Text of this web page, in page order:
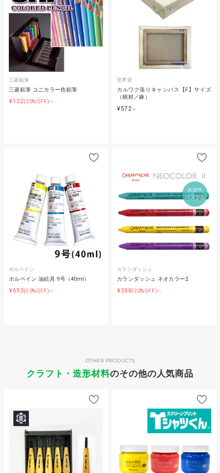
三菱鉛筆
三菱鉛筆 ユニカラー色鉛筆
¥132(20%OFF)～
世界堂
カルワク張りキャンバス【F】サイズ
（桐材／麻）
¥572 ～
ホルベイン
ホルベイン 油絵具 9号（40ml）
¥693(30%OFF)～
カランダッシュ
カランダッシュ ネオカラー2
¥388(20%OFF)～
クラフト・造形材料のその他の人気商品
OTHER PRODUCTS